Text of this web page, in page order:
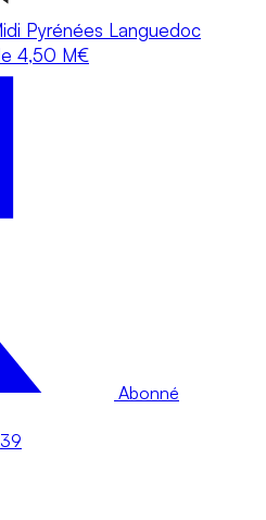
Pyrénées Languedoc
4,50 M€
Abonné
39